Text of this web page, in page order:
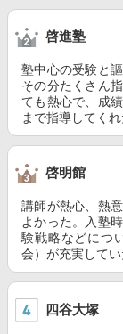
啓進塾
塾中心の受験と
その分たくさん
ても熱心で、成
まで指導してく
啓明館
講師が熱心、熱
よかった。入塾
験戦略などにつ
会）が充実してい
四谷大塚